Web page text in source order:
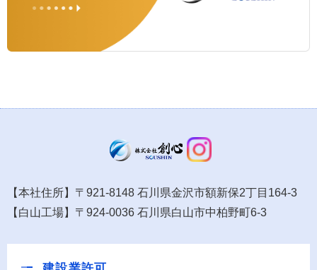
【本社住所】〒921-8148 石川県金沢市額新保2丁目164-3
【白山工場】〒924-0036 石川県白山市中柏野町6-3